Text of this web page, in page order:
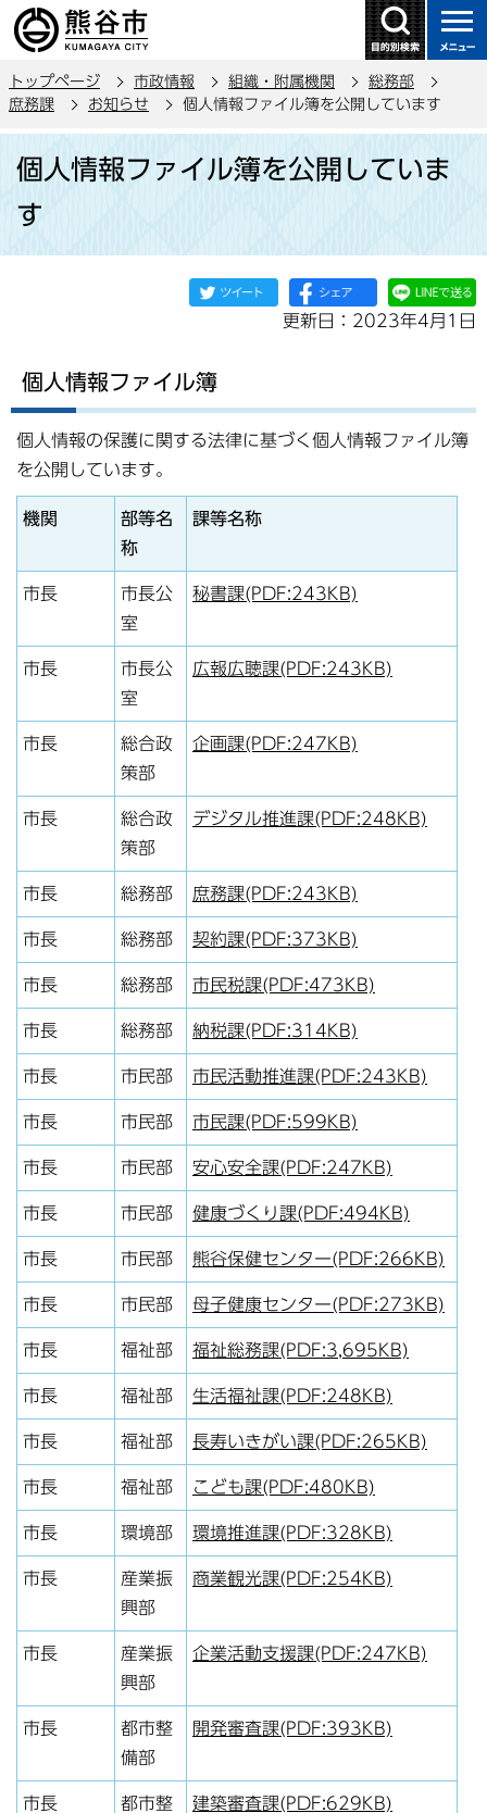
の
ー
す
トップページ 市政情報 組織・附属機関
総務部
庶務課
お知らせ 個人情報ファイル簿を公開しています
か
個人情報ファイル簿を公開していま
す
更新日：2023年4月1日
個人情報ファイル簿
個人情報の保護に関する法律に基づく個人情報ファイル簿
を公開しています。
機関
部等名
称
課等名称
市長
市長公
室
秘書課(PDF:243KB)
市長
市長公
室
広報広聴課(PDF:243KB)
市長
総合政
策部
企画課(PDF:247KB)
市長
総合政
策部
デジタル推進課(PDF:248KB)
市長 総務部 庶務課(PDF:243KB)
市長 総務部 契約課(PDF:373KB)
市長 総務部 市民税課(PDF:473KB)
市長 総務部 納税課(PDF:314KB)
市長 市民部 市民活動推進課(PDF:243KB)
市長 市民部 市民課(PDF:599KB)
市長 市民部 安心安全課(PDF:247KB)
市長 市民部 健康づくり課(PDF:494KB)
市長 市民部 熊谷保健センター(PDF:266KB)
市長 市民部 母子健康センター(PDF:273KB)
市長 福祉部 福祉総務課(PDF:3,695KB)
市長 福祉部 生活福祉課(PDF:248KB)
市長 福祉部 長寿いきがい課(PDF:265KB)
市長 福祉部 こども課(PDF:480KB)
市長 環境部 環境推進課(PDF:328KB)
市長
産業振
興部
商業観光課(PDF:254KB)
市長
産業振
興部
企業活動支援課(PDF:247KB)
市長
都市整
備部
開発審査課(PDF:393KB)
市長
都市整
建築審査課(PDF:629KB)